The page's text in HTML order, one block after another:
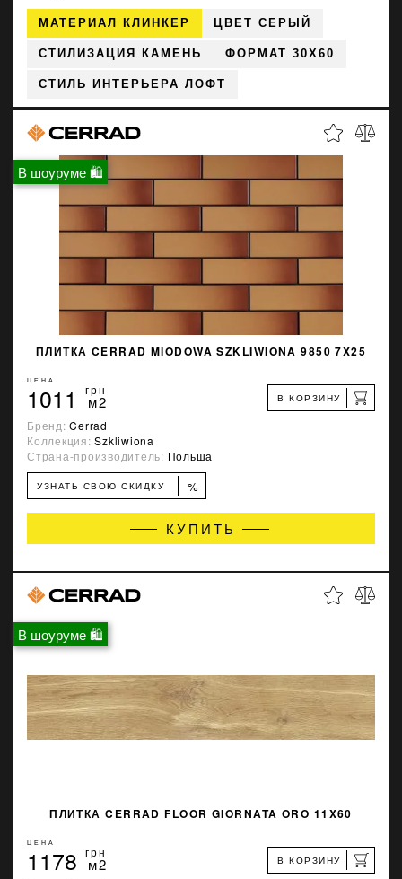
МАТЕРИАЛ КЛИНКЕР ЦВЕТ СЕРЫЙ
СТИЛИЗАЦИЯ КАМЕНЬ ФОРМАТ 30X60
СТИЛЬ ИНТЕРЬЕРА ЛОФТ
В шоуруме 🛍
ПЛИТКА CERRAD MIODOWA SZKLIWIONA 9850 7X25
ЦЕНА
1011 грн
м2 В КОРЗИНУ
Бренд:Cerrad
Коллекция:Szkliwiona
Страна-производитель: Польша
УЗНАТЬ СВОЮ СКИДКУ %
КУПИТЬ
В шоуруме 🛍
ПЛИТКА CERRAD FLOOR GIORNATA ORO 11X60
ЦЕНА
1178 грн
м2 В КОРЗИНУ